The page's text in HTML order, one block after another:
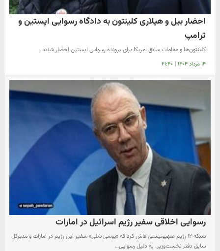
احضار بیل و هیلاری کلینتون به دادگاه رسوایی اپستین و
ترامپ
کلینتون‌ها و مقامات سابق آمریکا برای پرونده رسوایی اپستین احضار شدند
۱۴ مرداد ۱۴۰۴ | ۲۱:۴۰
رسوایی اخلاقی سفیر رژیم اسرائیل در امارات
️شبکه ۱۲ رژیم صهیونیستی فاش کرد که «یوسی شلی» سفیر این رژیم در امارات و مدیرکل
سابق دفتر نخست‌وزیر، به دلیل رسوایی…